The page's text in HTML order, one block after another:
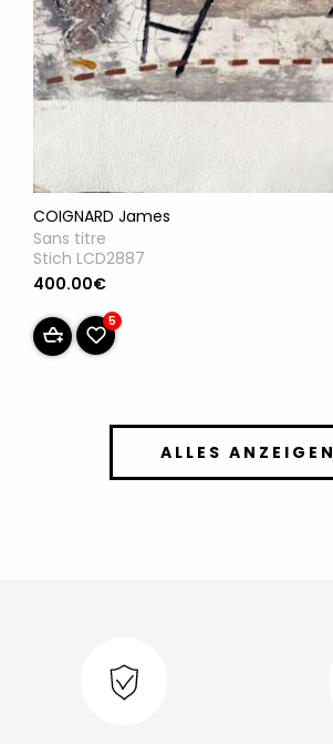
COIGNARD James
Sans titre
Stich LCD2887
400.00€
5
ALLES ANZEIGEN